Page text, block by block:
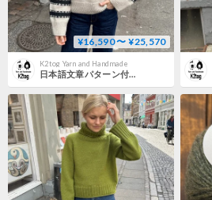
¥16,590 〜 ¥25,570
K2tog Yarn and Handmade